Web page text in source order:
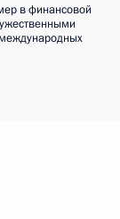
в финансовой